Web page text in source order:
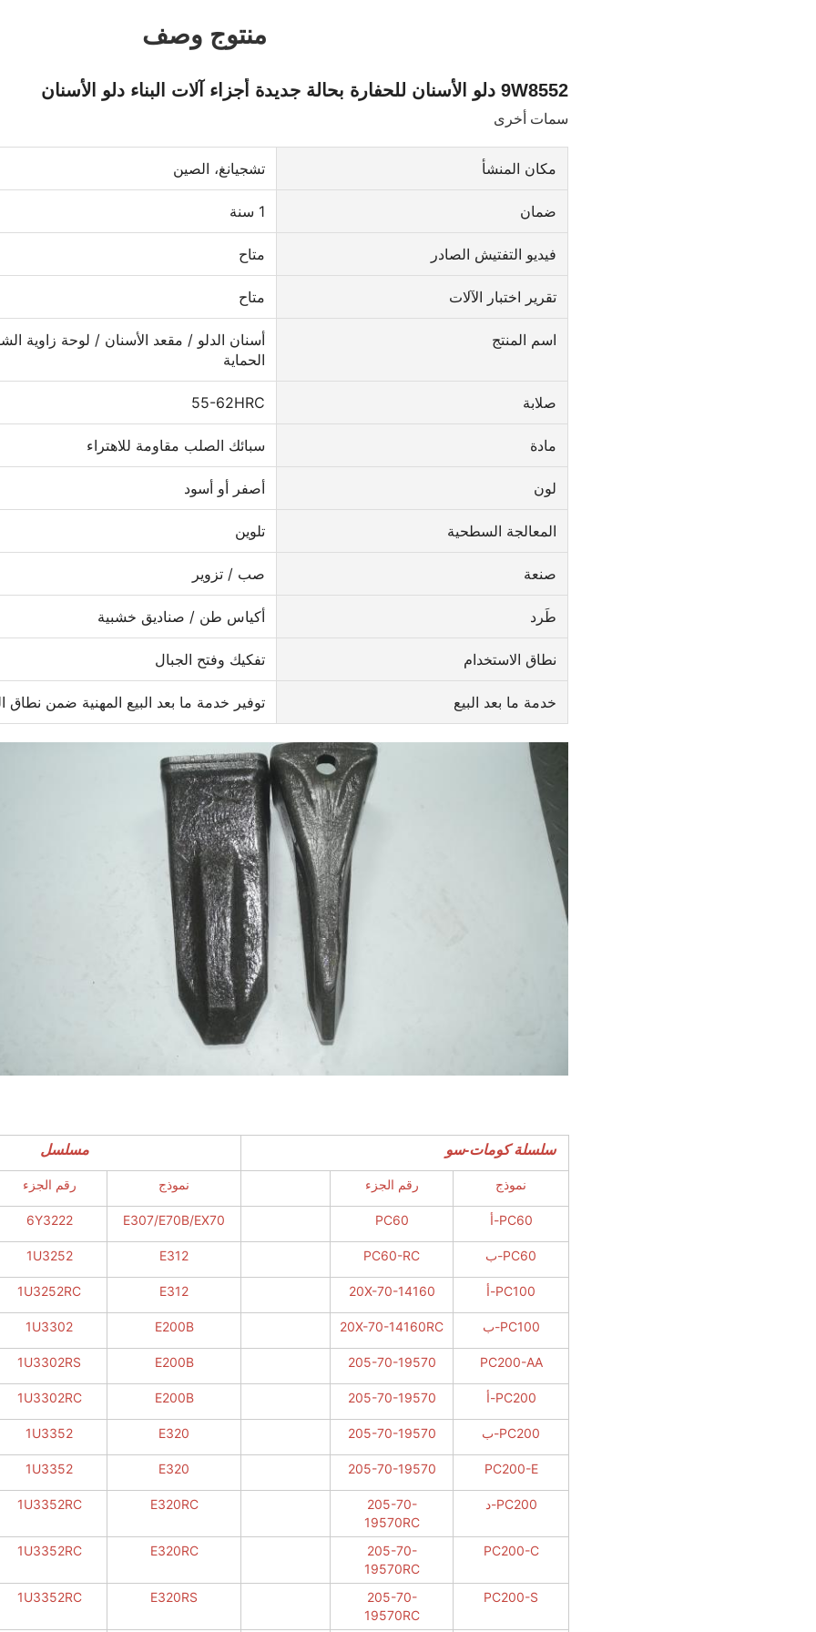
منتوج وصف
9W8552 دلو الأسنان للحفارة بحالة جديدة أجزاء آلات البناء دلو الأسنان
سمات أخرى
مكان المنشأ تشجيانغ، الصين
ضمان 1 سنة
فيديو التفتيش الصادر متاح
تقرير اختبار الآلات متاح
اسم المنتج
أسنان الدلو / مقعد الأسنان / لوحة زاوية
الحماية
صلابة 55-62HRC
مادة سبائك الصلب مقاومة للاهتراء
لون أصفر أو أسود
المعالجة السطحية تلوين
صنعة صب / تزوير
طَرد أكياس طن / صناديق خشبية
نطاق الاستخدام تفكيك وفتح الجبال
خدمة ما بعد البيع توفير خدمة ما بعد البيع المهنية ضمن نطاق
سلسلة كومات-سو مسلسل
نموذج رقم الجزء نموذج رقم الجزء
PC60-أ PC60
E307/E70B/EX70
6Y3222
PC60-ب PC60-RC
E312
1U3252
PC100-أ 20X-70-14160
E312
1U3252RC
PC100-ب 20X-70-14160RC
E200B
1U3302
PC200-AA
205-70-19570
E200B
1U3302RS
PC200-أ 205-70-19570
E200B
1U3302RC
PC200-ب 205-70-19570
E320
1U3352
PC200-E
205-70-19570
E320
1U3352
PC200-د
205-70-
19570RC
E320RC
1U3352RC
PC200-C
205-70-
19570RC
E320RC
1U3352RC
PC200-S
205-70-
19570RC
E320RS
1U3352RC